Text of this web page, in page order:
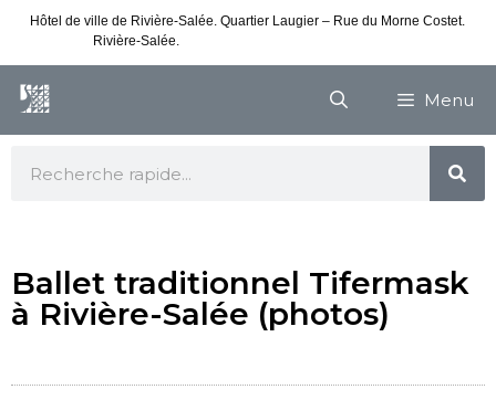
Hôtel de ville de Rivière-Salée. Quartier Laugier – Rue du Morne Costet.
Rivière-Salée.
Menu
Ballet traditionnel Tifermask
à Rivière-Salée (photos)